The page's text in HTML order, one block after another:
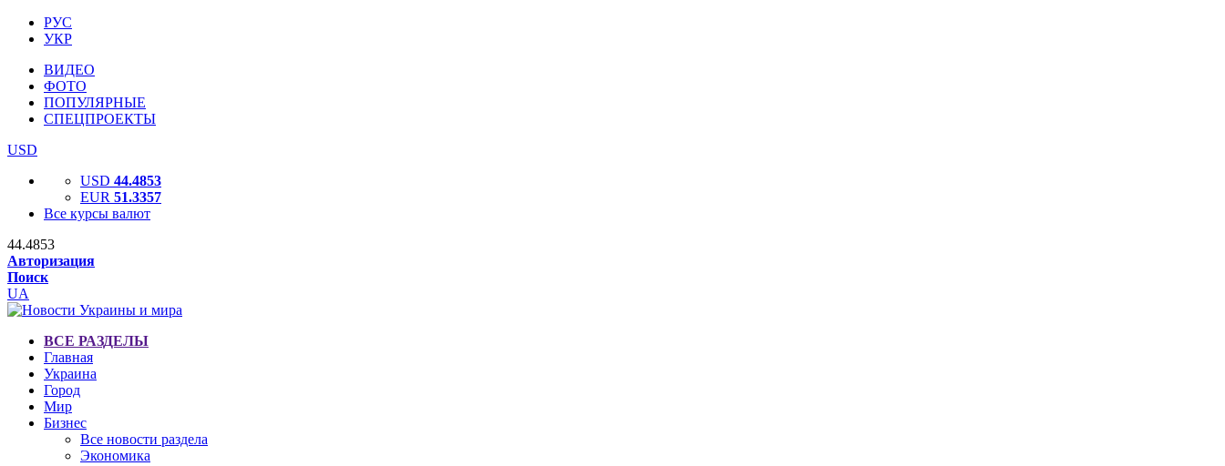
РУС
УКР
ВИДЕО
ФОТО
ПОПУЛЯРНЫЕ
СПЕЦПРОЕКТЫ
USD
USD 44.4853
EUR 51.3357
Все курсы валют
44.4853
Авторизация
Поиск
UA
ВСЕ РАЗДЕЛЫ
Главная
Украина
Город
Мир
Бизнес
Все новости раздела
Экономика